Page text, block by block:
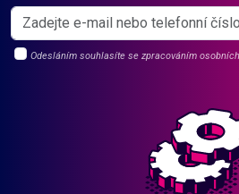
Odesláním souhlasíte se zpracováním